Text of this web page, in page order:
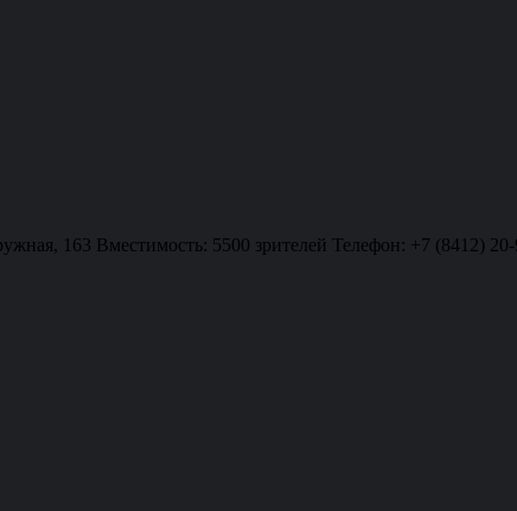
163 Вместимость: 5500 зрителей Телефон: +7 (8412)